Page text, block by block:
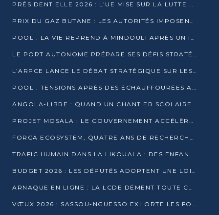
PRÉSIDENTIELLE 2026 : L’UE MISE SUR LA LUTTE CONTRE LA DÉSINFORMATION
PRIX DU GAZ BUTANE : LES AUTORITÉS IMPOSENT LE RESPECT DES PRIX RÉGLEMENTÉS
POOL : LA VIE REPREND À MINDOULI APRÈS UN INCIDENT ARMÉ SUR LA RN1
LE PORT AUTONOME PRÉPARE SES DÉFIS STRATÉGIQUES DE 2026
L’ARPCE LANCE LE DÉBAT STRATÉGIQUE SUR LES DONNÉES, L’IA ET LA FINANCE NUMÉRIQUE AU CONGO
POOL : TENSIONS APRÈS DES ÉCHAUFFOURÉES ARMÉES ENTRE DGSP ET EX-MILICIENS NINJA
ANGOLA-LIBRE : QUAND UN CHANTIER SCOLAIRE DEVIENT LE MIROIR D’UN CONGO EN MOUVEMENT
PROJET MOSALA : LE GOUVERNEMENT ACCÉLÈRE L’INSERTION DES JEUNES EN 2026
FORCA ECOSYSTEM, QUATRE ANS DE RECHERCHE DE TERRAIN AVANT UN LANCEMENT OFFICIEL EN 2026
TRAFIC HUMAIN DANS LA LIKOUALA : DES ENFANTS AUTOCHTONES RÉDUITS AU TRAVAIL FORCÉ
BUDGET 2026 : LES DÉPUTÉS ADOPTENT UNE LOI DES FINANCES DE PLUS DE 2500 MILLIARDS FCFA
ARNAQUE EN LIGNE : LA LCDE DÉMENT TOUTE CAMPAGNE DE RECRUTEMENT
VŒUX 2026 : SASSOU-NGUESSO EXHORTE LES FORCES VIVES À RENFORCER L’UNITÉ